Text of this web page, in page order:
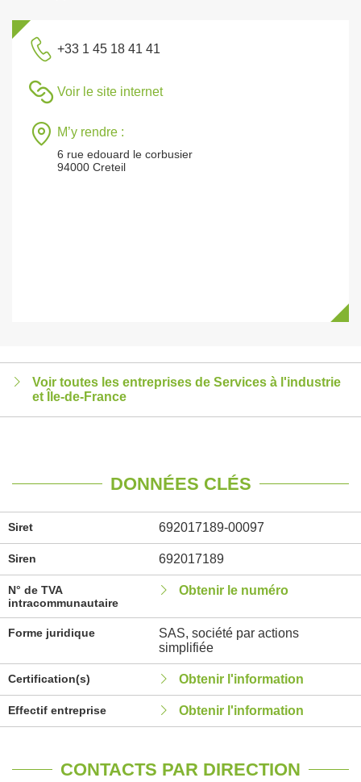
+33 1 45 18 41 41
Voir le site internet
M’y rendre :
6 rue edouard le corbusier
94000 Creteil
Voir toutes les entreprises de Services à l'industrie
et Île-de-France
DONNÉES CLÉS
Siret 692017189-00097
Siren 692017189
N° de TVA
intracommunautaire
Obtenir le numéro
Forme juridique
SAS, société par actions
simplifiée
Certification(s) Obtenir l'information
Effectif entreprise Obtenir l'information
CONTACTS PAR DIRECTION